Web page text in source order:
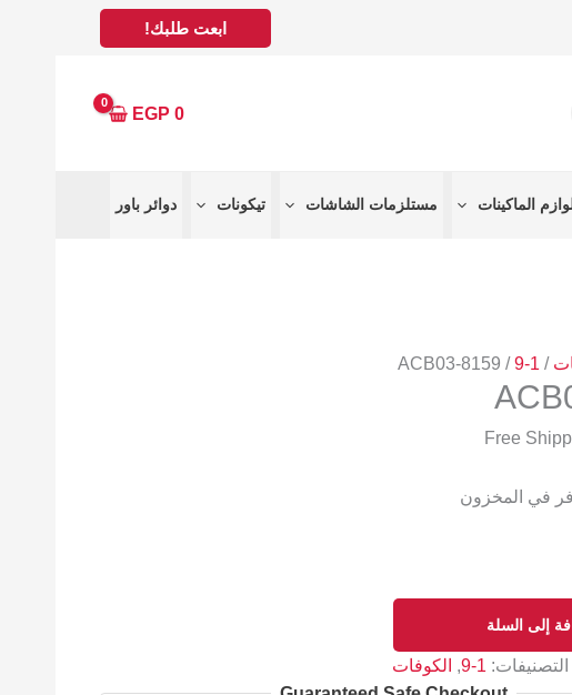
ابعت طلبك!
0
EGP
مستلزمات الشاشات تيكونات دوائر باور
/
1-9
/ 8159-ACB03
في المخزون
إلى السلة
التصنيفات: 1-9
, الكوفات